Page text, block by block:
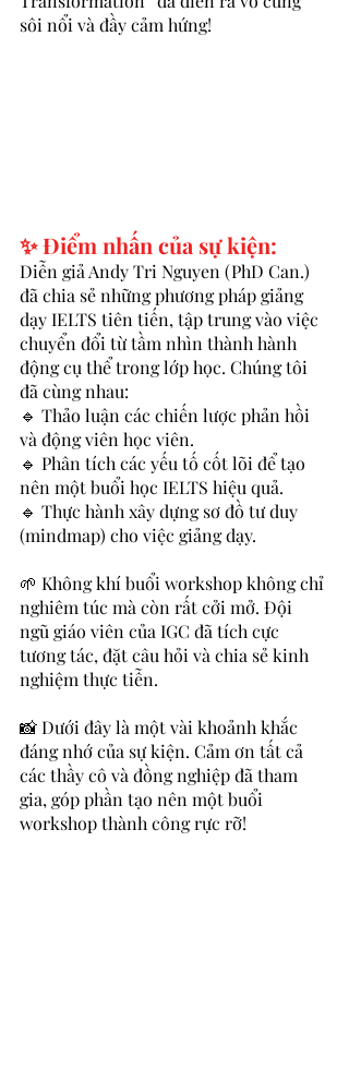
sôi nổi và đầy cảm hứng!
✨ Điểm nhấn của sự kiện:
Diễn giả Andy Tri Nguyen (PhD Can.)
đã chia sẻ những phương pháp giảng
dạy IELTS tiên tiến, tập trung vào việc
chuyển đổi từ tầm nhìn thành hành
động cụ thể trong lớp học. Chúng tôi
đã cùng nhau:
🔹 Thảo luận các chiến lược phản hồi
và động viên học viên.
🔹 Phân tích các yếu tố cốt lõi để tạo
nên một buổi học IELTS hiệu quả.
🔹 Thực hành xây dựng sơ đồ tư duy
(mindmap) cho việc giảng dạy.
🌱 Không khí buổi workshop không chỉ
nghiêm túc mà còn rất cởi mở. Đội
ngũ giáo viên của IGC đã tích cực
tương tác, đặt câu hỏi và chia sẻ kinh
nghiệm thực tiễn.
📸 Dưới đây là một vài khoảnh khắc
đáng nhớ của sự kiện. Cảm ơn tất cả
các thầy cô và đồng nghiệp đã tham
gia, góp phần tạo nên một buổi
workshop thành công rực rỡ!